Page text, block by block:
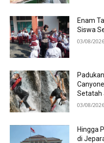
Enam
Siswa
03/08/2026
Setatah
03/08/2026
Hingga
di